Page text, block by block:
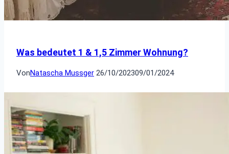
Was bedeutet 1 & 1,5 Zimmer Wohnung?
VonNatascha Mussger 26/10/202309/01/2024